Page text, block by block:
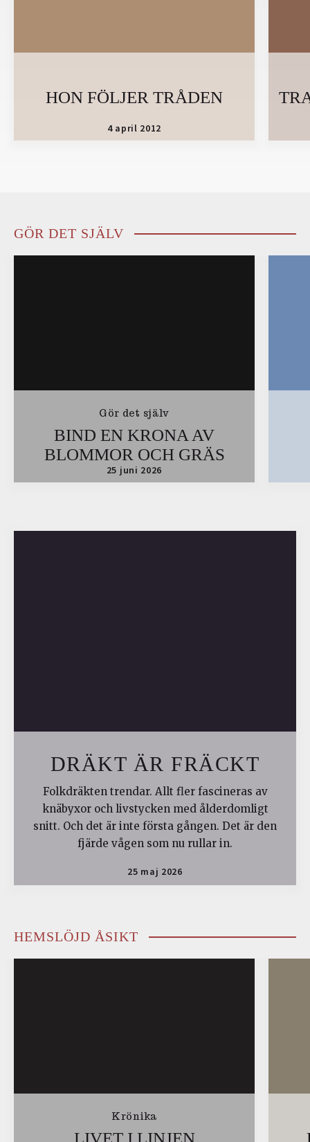
HON FÖLJER TRÅDEN
4 april 2012
GÖR DET SJÄLV
Gör det själv
BIND EN KRONA AV
BLOMMOR OCH GRÄS
25 juni 2026
DRÄKT ÄR FRÄCKT
Folkdräkten trendar. Allt fler fascineras av
knäbyxor och livstycken med ålderdomligt
snitt. Och det är inte första gången. Det är den
fjärde vågen som nu rullar in.
25 maj 2026
HEMSLÖJD ÅSIKT
Krönika
LIVET I LINJEN